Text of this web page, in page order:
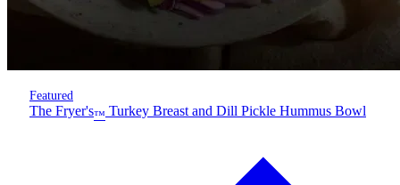
Featured
The Fryer's™ Turkey Breast and Dill Pickle Hummus Bowl